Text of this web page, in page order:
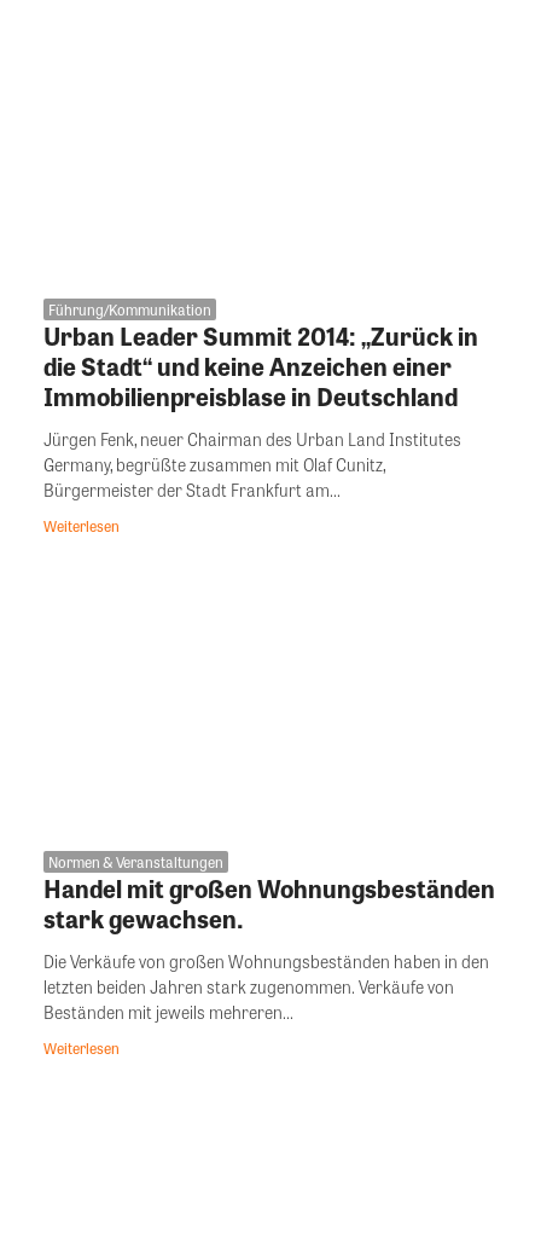
Führung/Kommunikation
Urban Leader Summit 2014: „Zurück in
die Stadt“ und keine Anzeichen einer
Immobilienpreisblase in Deutschland
Jürgen Fenk, neuer Chairman des Urban Land Institutes
Germany, begrüßte zusammen mit Olaf Cunitz,
Bürgermeister der Stadt Frankfurt am...
Weiterlesen
Normen & Veranstaltungen
Handel mit großen Wohnungsbeständen
stark gewachsen.
Die Verkäufe von großen Wohnungsbeständen haben in den
letzten beiden Jahren stark zugenommen. Verkäufe von
Beständen mit jeweils mehreren...
Weiterlesen